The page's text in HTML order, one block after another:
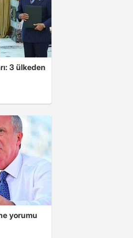
3 ülkeden
yorumu